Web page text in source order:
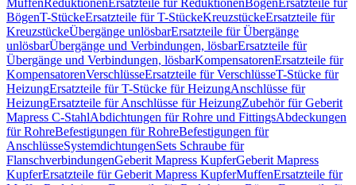
MuffenReduktionenErsatzteile für ReduktionenBögenErsatzteile für
BögenT-StückeErsatzteile für T-StückeKreuzstückeErsatzteile für
KreuzstückeÜbergänge unlösbarErsatzteile für Übergänge
unlösbarÜbergänge und Verbindungen, lösbarErsatzteile für
Übergänge und Verbindungen, lösbarKompensatorenErsatzteile für
KompensatorenVerschlüsseErsatzteile für VerschlüsseT-Stücke für
HeizungErsatzteile für T-Stücke für HeizungAnschlüsse für
HeizungErsatzteile für Anschlüsse für HeizungZubehör für Geberit
Mapress C-StahlAbdichtungen für Rohre und FittingsAbdeckungen
für RohreBefestigungen für RohreBefestigungen für
AnschlüsseSystemdichtungenSets Schraube für
FlanschverbindungenGeberit Mapress KupferGeberit Mapress
KupferErsatzteile für Geberit Mapress KupferMuffenErsatzteile für